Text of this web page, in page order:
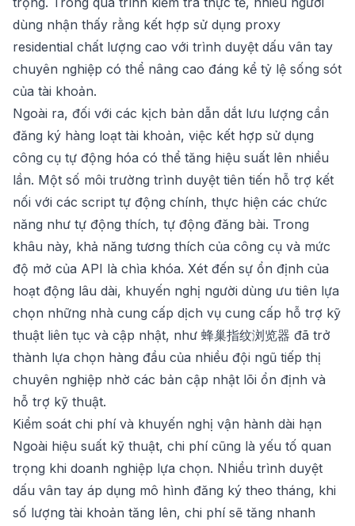
dùng nhận thấy rằng kết hợp sử dụng proxy
residential chất lượng cao với trình duyệt dấu vân tay
chuyên nghiệp có thể nâng cao đáng kể tỷ lệ sống sót
của tài khoản.
Ngoài ra, đối với các kịch bản dẫn dắt lưu lượng cần
đăng ký hàng loạt tài khoản, việc kết hợp sử dụng
công cụ tự động hóa có thể tăng hiệu suất lên nhiều
lần. Một số môi trường trình duyệt tiên tiến hỗ trợ kết
nối với các script tự động chính, thực hiện các chức
năng như tự động thích, tự động đăng bài. Trong
khâu này, khả năng tương thích của công cụ và mức
độ mở của API là chìa khóa. Xét đến sự ổn định của
hoạt động lâu dài, khuyến nghị người dùng ưu tiên lựa
chọn những nhà cung cấp dịch vụ cung cấp hỗ trợ kỹ
thuật liên tục và cập nhật, như 蜂巢指纹浏览器 đã trở
thành lựa chọn hàng đầu của nhiều đội ngũ tiếp thị
chuyên nghiệp nhờ các bản cập nhật lõi ổn định và
hỗ trợ kỹ thuật.
Kiểm soát chi phí và khuyến nghị vận hành dài hạn
Ngoài hiệu suất kỹ thuật, chi phí cũng là yếu tố quan
trọng khi doanh nghiệp lựa chọn. Nhiều trình duyệt
dấu vân tay áp dụng mô hình đăng ký theo tháng, khi
số lượng tài khoản tăng lên, chi phí sẽ tăng nhanh